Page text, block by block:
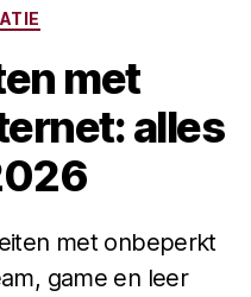
met
alles
met onbeperkt
game en leer